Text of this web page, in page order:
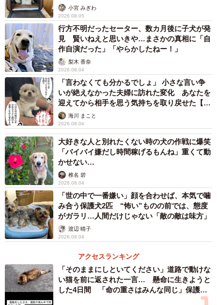
小宮 みぎわ
2026.08.05
行方不明だったセーター、数カ月後に子犬が発
見 賢いねえと思いきや…まさかの真相に「自
作自演だった」「やらかしたねー！」
梨木 香奈
2026.08.04
「言わなくても分かるでしょ」 小さな言い争
いが絶えなかった夫婦に訪れた変化 あなたを
迎えてから相手を思う気持ちを取り戻せた【漫
画】海川 まこと
2026.08.04
大好きな人と別れたくない時の犬の作戦に爆笑
「バイバイ嫌だし時間稼げるもんね」重くて動
かせない…
椎名 碧
2026.08.04
「世の中で一番嫌い」顔を合わせば、本気で噛
み合う保護犬2匹 “怖い”ものの前では、態度
がガラリ…人間だけじゃない「敵の敵は味方」
渡辺 晴子
2026.08.04
アクセスランキング
「そのままにしといてください」道路で動けな
い猫を前に返された一言… 懸命に生きようと
した4日間 「命の重さはみんな同じ」保護団